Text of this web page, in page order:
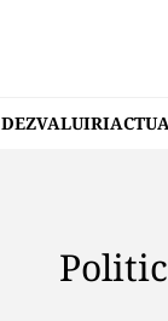
DEZVALUIRI